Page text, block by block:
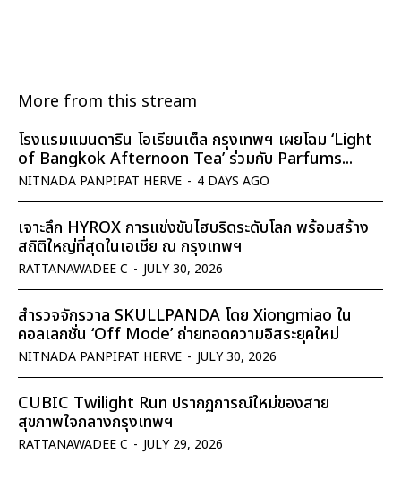
More from this stream
โรงแรมแมนดาริน โอเรียนเต็ล กรุงเทพฯ เผยโฉม ‘Light
of Bangkok Afternoon Tea’ ร่วมกับ Parfums...
NITNADA PANPIPAT HERVE - 4 DAYS AGO
เจาะลึก HYROX การแข่งขันไฮบริดระดับโลก พร้อมสร้าง
สถิติใหญ่ที่สุดในเอเชีย ณ กรุงเทพฯ
RATTANAWADEE C - JULY 30, 2026
สำรวจจักรวาล SKULLPANDA โดย Xiongmiao ใน
คอลเลกชั่น ‘Off Mode’ ถ่ายทอดความอิสระยุคใหม่
NITNADA PANPIPAT HERVE - JULY 30, 2026
CUBIC Twilight Run ปรากฏการณ์ใหม่ของสาย
สุขภาพใจกลางกรุงเทพฯ
RATTANAWADEE C - JULY 29, 2026